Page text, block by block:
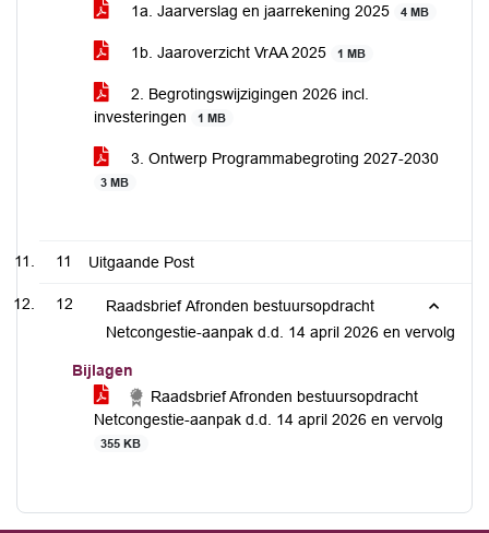
1a. Jaarverslag en jaarrekening 2025 4 MB
1b. Jaaroverzicht VrAA 2025 1 MB
2. Begrotingswijzigingen 2026 incl.
investeringen
1 MB
3. Ontwerp Programmabegroting 2027-2030
3 MB
11 Uitgaande Post
12
Raadsbrief Afronden bestuursopdracht
Netcongestie-aanpak d.d. 14 april 2026 en vervolg
Bijlagen
Raadsbrief Afronden bestuursopdracht
Netcongestie-aanpak d.d. 14 april 2026 en vervolg
355 KB